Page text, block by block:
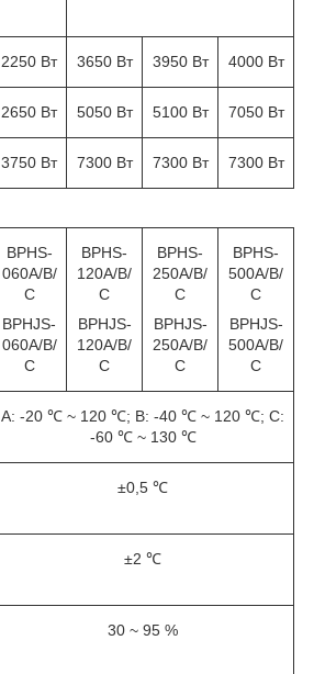
2250 Вт 3650 Вт 3950 Вт 4000 Вт
2650 Вт 5050 Вт 5100 Вт 7050 Вт
3750 Вт 7300 Вт 7300 Вт 7300 Вт
ВРНS-
060A/В/
С
BPHJS-
060A/В/
С
ВРНS-
120A/В/
С
BPHJS-
120A/В/
С
ВРНS-
250A/В/
С
BPHJS-
250A/В/
С
ВРНS-
500A/В/
С
BPHJS-
500A/В/
С
А: -20 ℃ ~ 120 ℃; B: -40 ℃ ~ 120 ℃; C:
-60 ℃ ~ 130 ℃
±0,5 ℃
±2 ℃
30 ~ 95 %